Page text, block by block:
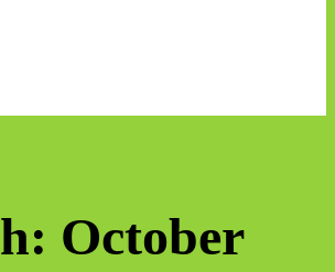
October